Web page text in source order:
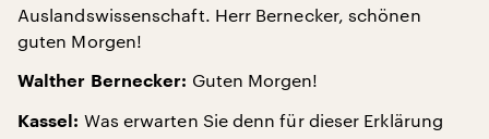
Auslandswissenschaft. Herr Bernecker, schönen
guten Morgen!
Walther Bernecker: Guten Morgen!
Kassel: Was erwarten Sie denn für dieser Erklärung